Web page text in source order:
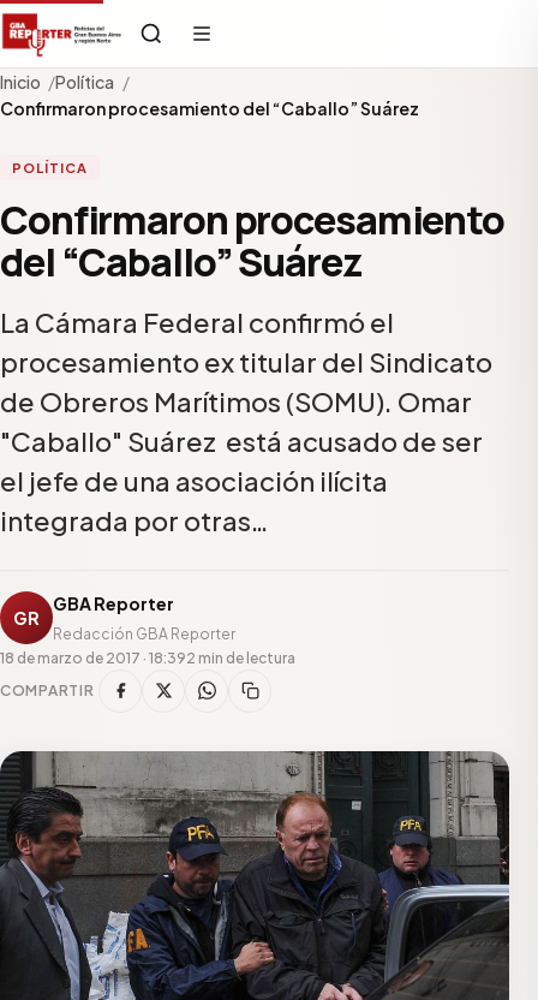
Inicio
Política
Confirmaron procesamiento del “Caballo” Suárez
POLÍTICA
Confirmaron procesamiento
del “Caballo” Suárez
La Cámara Federal confirmó el
procesamiento ex titular del Sindicato
de Obreros Marítimos (SOMU). Omar
"Caballo" Suárez está acusado de ser
el jefe de una asociación ilícita
integrada por otras…
GR
GBA Reporter
Redacción GBA Reporter
18 de marzo de 2017 · 18:392 min de lectura
COMPARTIR